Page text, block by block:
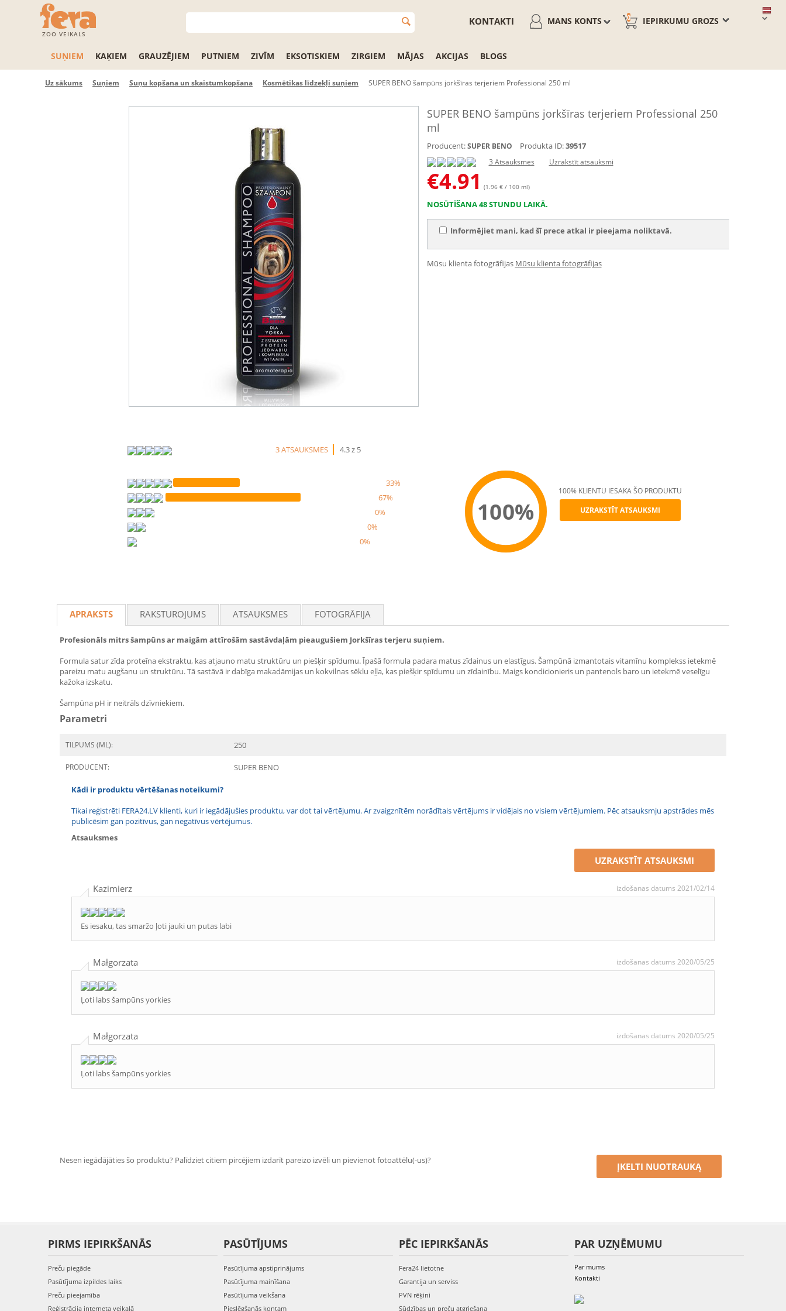
ZOO VEIKALS
IEPIRKUMU GROZS
0
MANS KONTS
KONTAKTI
SUŅIEM KAĶIEM GRAUZĒJIEM PUTNIEM ZIVĪM EKSOTISKIEM ZIRGIEM MĀJAS AKCIJAS BLOGS
Uz sākums Suņiem Suņu kopšana un skaistumkopšana Kosmētikas līdzekļi suņiem SUPER BENO šampūns jorkšīras terjeriem Professional 250 ml
SUPER BENO šampūns jorkšīras terjeriem Professional 250
ml
Producent: SUPER BENO Produkta ID:39517
3 Atsauksmes Uzrakstīt atsauksmi
€4.91 (1.96 € / 100 ml)
NOSŪTĪŠANA 48 STUNDU LAIKĀ.
Informējiet mani, kad šī prece atkal ir pieejama noliktavā.
Mūsu klienta fotogrāfijas Mūsu klienta fotogrāfijas
3 ATSAUKSMES 4.3 z 5
33%
67%
0%
0%
0%
100%
100% KLIENTU IESAKA ŠO PRODUKTU
UZRAKSTĪT ATSAUKSMI
APRAKSTS RAKSTUROJUMS ATSAUKSMES FOTOGRĀFIJA
Profesionāls mitrs šampūns ar maigām attīrošām sastāvdaļām pieaugušiem Jorkšīras terjeru suņiem.
Formula satur zīda proteīna ekstraktu, kas atjauno matu struktūru un piešķir spīdumu. Īpašā formula padara matus zīdainus un elastīgus. Šampūnā izmantotais vitamīnu komplekss ietekmē
pareizu matu augšanu un struktūru. Tā sastāvā ir dabīga makadāmijas un kokvilnas sēklu eļļa, kas piešķir spīdumu un zīdainību. Maigs kondicionieris un pantenols baro un ietekmē veselīgu
kažoka izskatu.
Šampūna pH ir neitrāls dzīvniekiem.
Parametri
TILPUMS (ML): 250
PRODUCENT: SUPER BENO
Kādi ir produktu vērtēšanas noteikumi?
Tikai reģistrēti FERA24.LV klienti, kuri ir iegādājušies produktu, var dot tai vērtējumu. Ar zvaigznītēm norādītais vērtējums ir vidējais no visiem vērtējumiem. Pēc atsauksmju apstrādes mēs
publicēsim gan pozitīvus, gan negatīvus vērtējumus.
Atsauksmes
UZRAKSTĪT ATSAUKSMI
Kazimierz izdošanas datums 2021/02/14
Es iesaku, tas smaržo ļoti jauki un putas labi
Małgorzata izdošanas datums 2020/05/25
Ļoti labs šampūns yorkies
Małgorzata izdošanas datums 2020/05/25
Ļoti labs šampūns yorkies
Nesen iegādājāties šo produktu? Palīdziet citiem pircējiem izdarīt pareizo izvēli un pievienot fotoattēlu(-us)?
ĮKELTI NUOTRAUKĄ
PIRMS IEPIRKŠANĀS
Preču piegāde
Pasūtījuma izpildes laiks
Preču pieejamība
Reģistrācija interneta veikalā
PASŪTĪJUMS
Pasūtījuma apstiprinājums
Pasūtījuma mainīšana
Pasūtījuma veikšana
Pieslēgšanās kontam
PĒC IEPIRKŠANĀS
Fera24 lietotne
Garantija un serviss
PVN rēķini
Sūdzības un preču atgriešana
PAR UZŅĒMUMU
Par mums
Kontakti